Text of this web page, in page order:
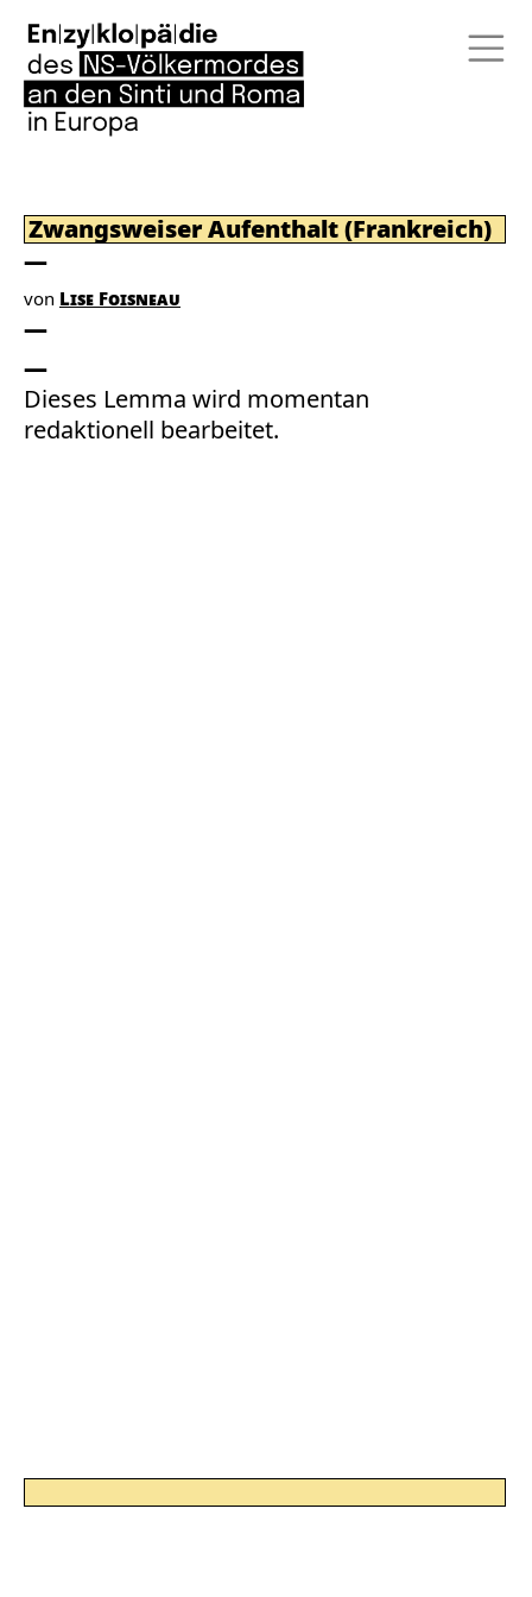
Zwangsweiser Aufenthalt (Frankreich)
von Lise Foisneau
Dieses Lemma wird momentan
redaktionell bearbeitet.